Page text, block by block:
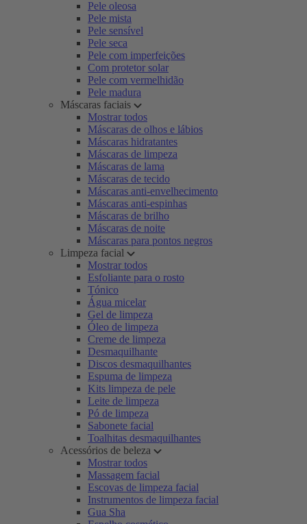
Pele oleosa
Pele mista
Pele sensível
Pele seca
Pele com imperfeições
Com protetor solar
Pele com vermelhidão
Pele madura
Máscaras faciais
Mostrar todos
Máscaras de olhos e lábios
Máscaras hidratantes
Máscaras de limpeza
Máscaras de lama
Máscaras de tecido
Máscaras anti-envelhecimento
Máscaras anti-espinhas
Máscaras de brilho
Máscaras de noite
Máscaras para pontos negros
Limpeza facial
Mostrar todos
Esfoliante para o rosto
Tónico
Água micelar
Gel de limpeza
Óleo de limpeza
Creme de limpeza
Desmaquilhante
Discos desmaquilhantes
Espuma de limpeza
Kits limpeza de pele
Leite de limpeza
Pó de limpeza
Sabonete facial
Toalhitas desmaquilhantes
Acessórios de beleza
Mostrar todos
Massagem facial
Escovas de limpeza facial
Instrumentos de limpeza facial
Gua Sha